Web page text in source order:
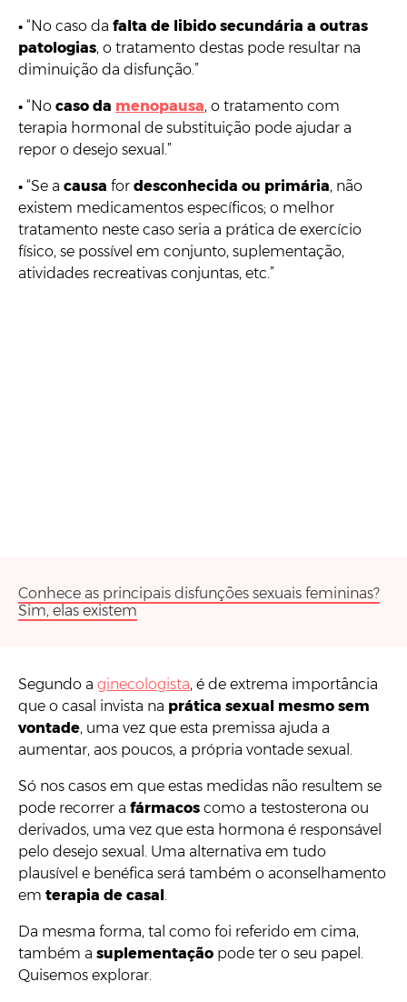
• “No caso da falta de libido secundária a outras
patologias, o tratamento destas pode resultar na
diminuição da disfunção.”
• “No caso da menopausa, o tratamento com
terapia hormonal de substituição pode ajudar a
repor o desejo sexual.”
• “Se a causa for desconhecida ou primária, não
existem medicamentos específicos; o melhor
tratamento neste caso seria a prática de exercício
físico, se possível em conjunto, suplementação,
atividades recreativas conjuntas, etc.”
Conhece as principais disfunções sexuais femininas?
Sim, elas existem
Segundo a ginecologista, é de extrema importância
que o casal invista na prática sexual mesmo sem
vontade, uma vez que esta premissa ajuda a
aumentar, aos poucos, a própria vontade sexual.
Só nos casos em que estas medidas não resultem se
pode recorrer a fármacos como a testosterona ou
derivados, uma vez que esta hormona é responsável
pelo desejo sexual. Uma alternativa em tudo
plausível e benéfica será também o aconselhamento
em terapia de casal.
Da mesma forma, tal como foi referido em cima,
também a suplementação pode ter o seu papel.
Quisemos explorar.